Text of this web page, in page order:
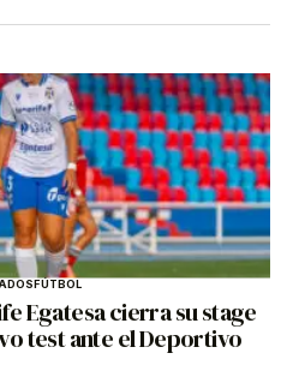
FÚTBOL
Egatesa cierra su stage
test ante el Deportivo